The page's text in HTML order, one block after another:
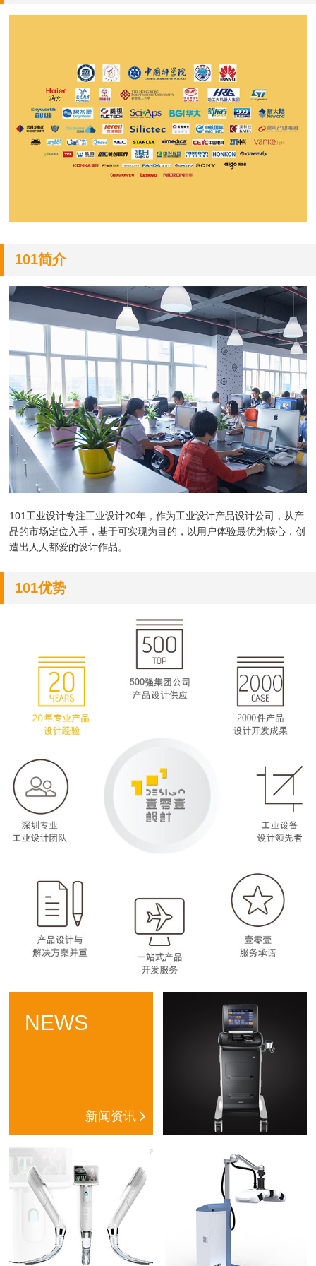
101简介
101工业设计专注工业设计20年，作为工业设计产品设计公司， 从产
品的市场定位入手，基于可实现为目的，以用户体验最优为核心，创
造出人人都爱的设计作品。
101优势
NEWS
新闻资讯